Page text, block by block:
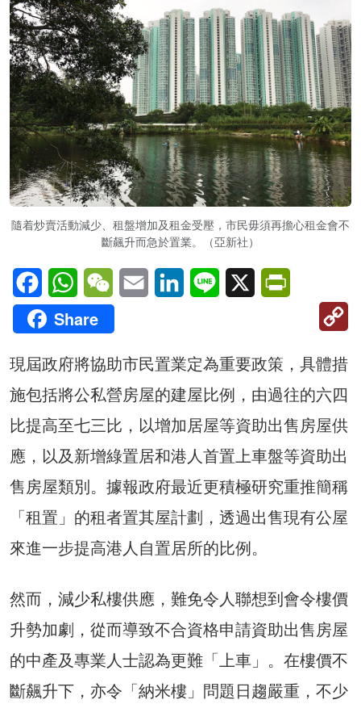
隨着炒賣活動減少、租盤增加及租金受壓，市民毋須再擔心租金會不
斷飆升而急於置業。（亞新社）
FacebookWhatsAppWeChatEmail LinkedInLine X
Share
現屆政府將協助市民置業定為重要政策，具體措
施包括將公私營房屋的建屋比例，由過往的六四
比提高至七三比，以增加居屋等資助出售房屋供
應，以及新增綠置居和港人首置上車盤等資助出
售房屋類別。據報政府最近更積極研究重推簡稱
「租置」的租者置其屋計劃，透過出售現有公屋
來進一步提高港人自置居所的比例。
然而，減少私樓供應，難免令人聯想到會令樓價
升勢加劇，從而導致不合資格申請資助出售房屋
的中產及專業人士認為更難「上車」。在樓價不
斷飆升下，亦令「納米樓」問題日趨嚴重，不少